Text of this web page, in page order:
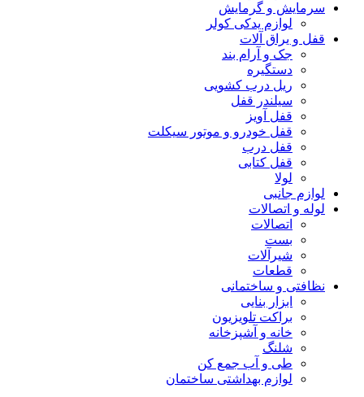
سرمایش و گرمایش
لوازم یدکی کولر
قفل و یراق آلات
جک و آرام بند
دستگیره
ریل درب کشویی
سیلندر قفل
قفل آویز
قفل خودرو و موتور سیکلت
قفل درب
قفل کتابی
لولا
لوازم جانبی
لوله و اتصالات
اتصالات
بست
شیرآلات
قطعات
نظافتی و ساختمانی
ابزار بنایی
براکت تلویزیون
خانه و آشپزخانه
شلنگ
طی و آب جمع کن
لوازم بهداشتی ساختمان